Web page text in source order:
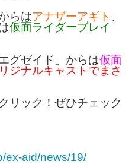
らはアナザーアギト 、
仮面ライダーブレイ
グゼイド」からは仮面
ジナルキャストでまさ
リック！ぜひチェック
ex-aid/news/19/